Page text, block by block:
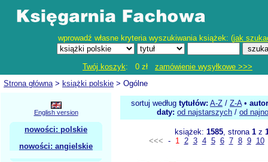
wprowadź własne kryteria wyszukiwania książek: (jak
Twój koszyk: 0 zł zamówienie wysyłkowe >>>
Strona główna> książki polskie > Ogólne
English version
nowości: polskie
nowości: angielskie
sortuj według tytułów: A-Z / Z-A•
daty: od najstarszych / od
książek: 1585, strona 1z
<<< - 1 2 3 4 5 6 7 8 9 10